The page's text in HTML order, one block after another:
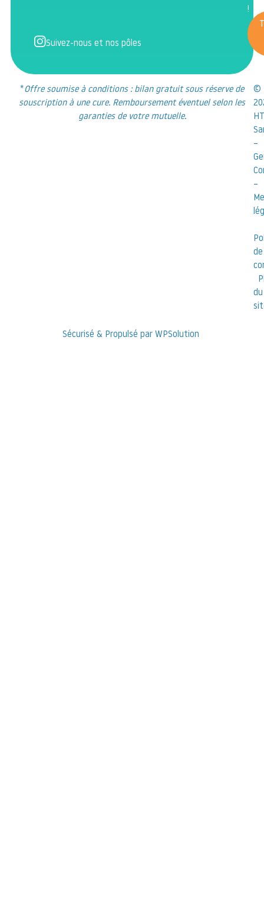
Suivez-nous et nos pôles
!
*Offre soumise à conditions : bilan gratuit sous réserve de
souscription à une cure. Remboursement éventuel selon les
garanties de votre mutuelle.
©
–
–
de
du
Sécurisé & Propulsé par WPSolution